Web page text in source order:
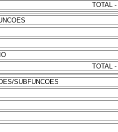
TOTAL
TOTAL
SUBFUNCOES